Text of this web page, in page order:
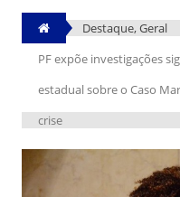
Destaque,Geral
PF expõe investigações
estadual sobre o Caso
crise